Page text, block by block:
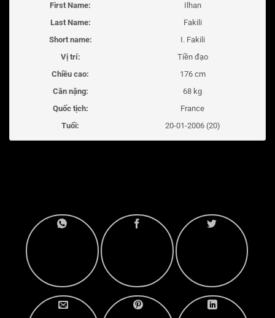
First Name:
Ilhan
Last Name:
Fakili
Short name:
I. Fakili
Vị trí:
Tiền đạo
Chiều cao:
176 cm
Cân nặng:
68 kg
Quốc tịch:
France
Tuổi:
20-01-2006 (20)